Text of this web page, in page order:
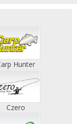
Hunter
Czero